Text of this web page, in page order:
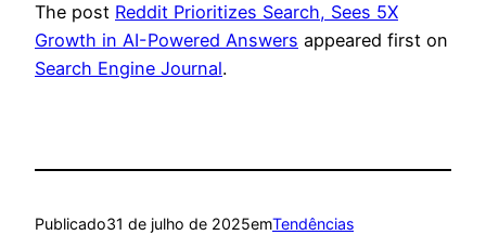
The post Reddit Prioritizes Search, Sees 5X
Growth in AI-Powered Answers appeared first on
Search Engine Journal.
Publicado31 de julho de 2025emTendências